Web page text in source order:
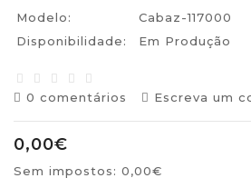
Modelo:
Cabaz-117000
Disponibilidade:
Em Produção
0 comentários Escreva um
0,00€
Sem impostos: 0,00€